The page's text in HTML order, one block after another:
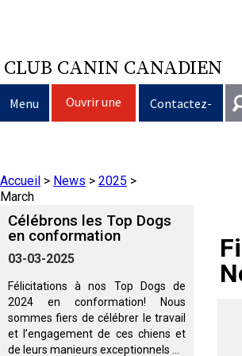
CLUB CANIN CANADIEN
Menu Ouvrir une Contactez-
Puppy List
Décision d’acheter un chien
Le choix d’une race
Tous les chiens
Trouver un éleveur responsable
Éducation du chien
Propriété responsable
Programme Bon voisin canin du CCC
Je veux faire tester mon chien
Éducation
Assurance vétérinaire
Clubs
Création d'un club
Ressources pour les clubs
Élevage
Standards de race du CCC
Événements
Général
information@ckc.ca
416-675-5511
Sans frais 1-855-364-7252
5397 Eglinton Avenue W.
Bureau 101
Etobicoke (Ontario)
Connexion
J'ai oublié mon nom
J'ai oublié mon mot de
Accueil > News > 2025 >
March
Célébrons les Top Dogs
en conformation
03-03-2025
Félicitations à nos Top Dogs de
2024 en conformation! Nous
sommes fiers de célébrer le travail
et l’engagement de ces chiens et
de leurs manieurs exceptionnels ...